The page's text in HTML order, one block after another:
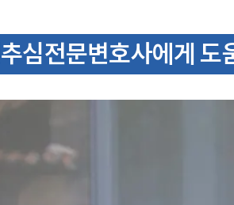
심전문변호사에게 도